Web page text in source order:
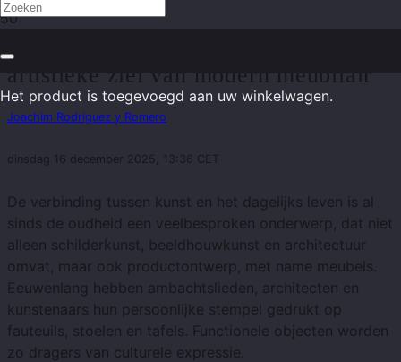
Het product is toegevoegd aan uw winkelwagen.
artistieke ziel van modern meubilair
Joachim Rodriguez y Romero
dinsdag 16 december 2025, 13:36 CET
De verbinding tussen kunst en het dagelijks leven is al
sinds de oudheid een veelbesproken onderwerp, dat niet
alleen schilderkunst, beeldhouwkunst en architectuur
omvat, maar ook productontwerp, met name meubels.
Eeuwenlang hebben ambachtslieden, architecten en
kunstenaars hun persoonlijke stempel gedrukt op
fauteuils, stoelen en tafels. Functionele objecten worden
zo dragers van culturele expressie.